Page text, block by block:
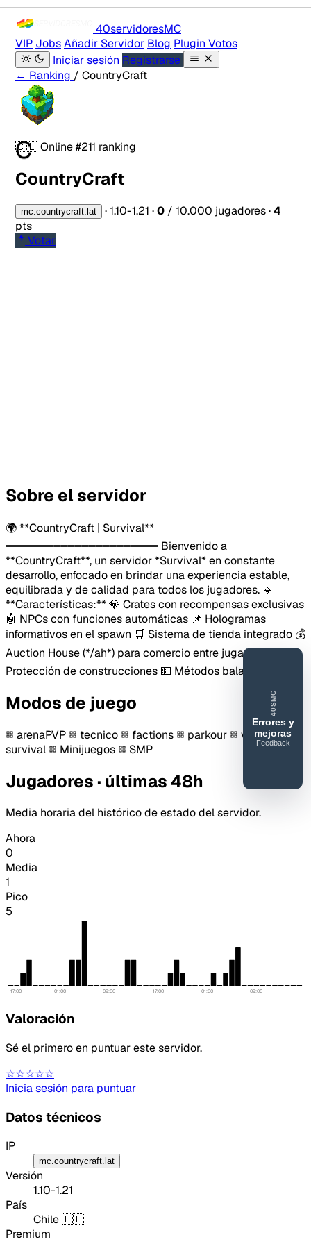
40servidoresMC
VIP JobsAñadir Servidor Blog Plugin Votos
Iniciar sesión Registrarse
← Ranking / CountryCraft
C
🇨🇱Online#211 ranking
CountryCraft
mc.countrycraft.lat ·1.10-1.21 ·0 / 10.000 jugadores·4
pts
Votar
Sobre el servidor
🌍 **CountryCraft | Survival**
━━━━━━━━━━━━━━━━━━━━━━ Bienvenido a
**CountryCraft**, un servidor *Survival* en constante
desarrollo, enfocado en brindar una experiencia estable,
equilibrada y de calidad para todos los jugadores. 🔹
**Características:** 💎 Crates con recompensas exclusivas
🤖 NPCs con funciones automáticas 📌 Hologramas
informativos en el spawn 🛒 Sistema de tienda integrado 💰
Auction House (*/ah*) para comercio entre jugadores 🔒
Protección de construcciones 💵 Métodos balancea
Modos de juego
arenaPVP tecnico factions parkour
vanilla
survival
Minijuegos SMP
Jugadores · últimas 48h
Media horaria del histórico de estado del servidor.
Ahora
0
Media
1
Pico
5
17:00 01:00 09:00 17:00 01:00 09:00
Valoración
Sé el primero en puntuar este servidor.
☆☆☆☆☆
Inicia sesión para puntuar
Datos técnicos
IP
mc.countrycraft.lat
Versión
1.10-1.21
País
Chile 🇨🇱
Premium
40SMC
Errores y
mejoras
Feedback
40SERVIDORESMC
Reportar
error o
mejora
Lo que gusta